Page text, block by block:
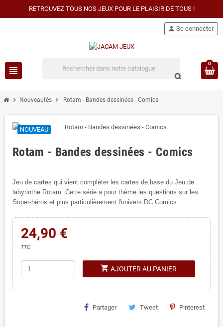
RETROUVEZ TOUS NOS JEUX POUR LE PLAISIR DE TOUS !
view_headline
search
person Se connecter
0
chevron_right Nouveautés chevron_right Rotam - Bandes dessinées - Comics
NOUVEAU
Rotam - Bandes dessinées - Comics
Jeu de cartes qui vient compléter les cartes de base du Jeu de
labyrinthe Rotam. Cette série a pour thème les questions sur les
Super-héros et plus particulièrement l'univers DC Comics
24,90 €
TTC
shopping_cart AJOUTER AU PANIER
Partager Tweet Pinterest